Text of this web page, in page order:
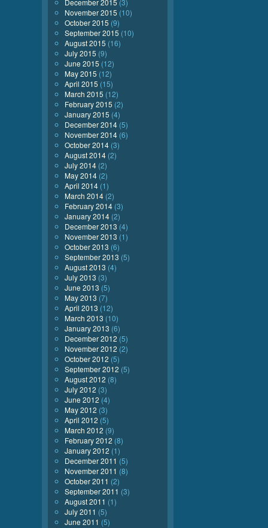
December 2015 (3)
November 2015 (10)
October 2015 (9)
September 2015 (10)
August 2015 (16)
July 2015 (9)
June 2015 (12)
May 2015 (12)
April 2015 (15)
March 2015 (12)
February 2015 (2)
January 2015 (4)
December 2014 (5)
November 2014 (6)
October 2014 (3)
August 2014 (2)
July 2014 (2)
May 2014 (2)
April 2014 (1)
March 2014 (2)
February 2014 (3)
January 2014 (2)
December 2013 (4)
November 2013 (1)
October 2013 (6)
September 2013 (5)
August 2013 (4)
July 2013 (3)
June 2013 (5)
May 2013 (7)
April 2013 (12)
March 2013 (10)
January 2013 (6)
December 2012 (5)
November 2012 (2)
October 2012 (5)
September 2012 (5)
August 2012 (8)
July 2012 (3)
June 2012 (4)
May 2012 (3)
April 2012 (5)
March 2012 (9)
February 2012 (8)
January 2012 (1)
December 2011 (5)
November 2011 (8)
October 2011 (2)
September 2011 (3)
August 2011 (1)
July 2011 (5)
June 2011 (5)